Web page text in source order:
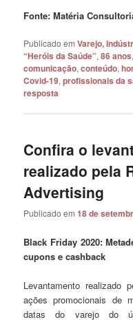
Fonte: Matéria
Publicado em Varejo,
“Heróis da Saúde”,86 anos
comunicação,conteúdo,
Covid-19,profissionais da
resposta
Confira o
realizado pela
Advertising
Publicado em18 de
Black Friday 2020:
cupons e cashback
Levantamento realizado
ações promocionais de
datas do varejo do